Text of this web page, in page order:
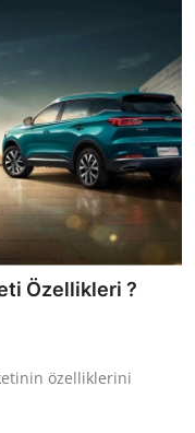
Özellikleri ?
özelliklerini